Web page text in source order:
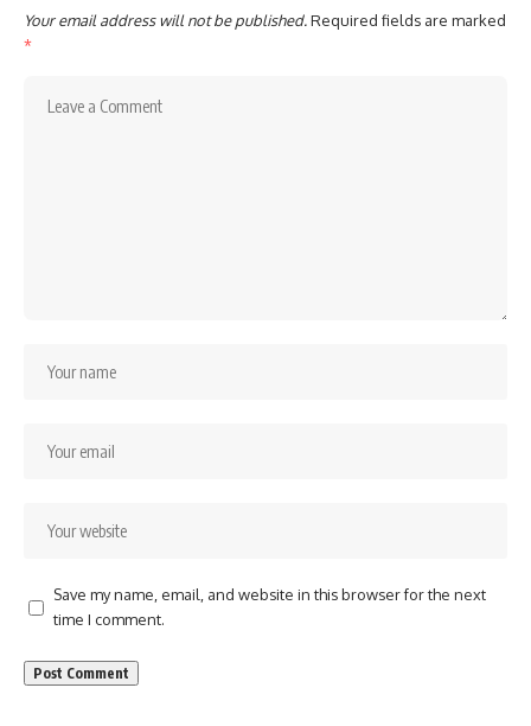
Your email address will not be published.Required fields are marked
*
Save my name, email, and website in this browser for the next
time I comment.